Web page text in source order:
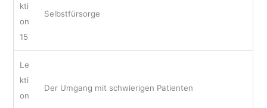
kti
on
15
Selbstfürsorge
Le
kti
on
Der Umgang mit schwierigen Patienten